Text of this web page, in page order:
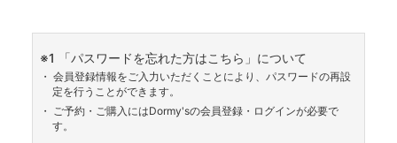
※1 「パスワードを忘れた方はこちら」について
・ 会員登録情報をご入力いただくことにより、パスワードの再設
定を行うことができます。
・ ご予約・ご購入にはDormy'sの会員登録・ログインが必要で
す。